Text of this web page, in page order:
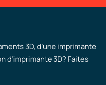
3D, d’une imprimante
d’imprimante 3D? Faites